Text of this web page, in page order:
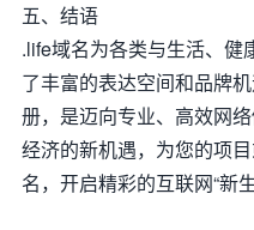
五、结语
.life域名为各类与生活、健
了丰富的表达空间和品牌
册，是迈向专业、高效网
经济的新机遇，为您的项
名，开启精彩的互联网“新生